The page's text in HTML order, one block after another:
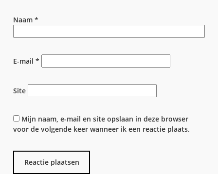
Naam*
E-mail*
Site
Mijn naam, e-mail en site opslaan in deze browser
voor de volgende keer wanneer ik een reactie plaats.